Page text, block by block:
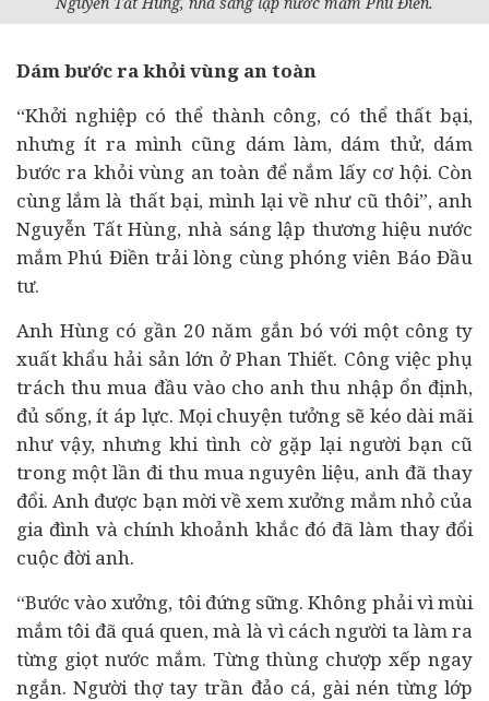
Dám bước ra khỏi vùng an toàn
“Khởi nghiệp có thể thành công, có thể thất bại,
nhưng ít ra mình cũng dám làm, dám thử, dám
bước ra khỏi vùng an toàn để nắm lấy cơ hội. Còn
cùng lắm là thất bại, mình lại về như cũ thôi”, anh
Nguyễn Tất Hùng, nhà sáng lập thương hiệu nước
mắm Phú Điền trải lòng cùng phóng viên Báo Đầu
tư.
Anh Hùng có gần 20 năm gắn bó với một công ty
xuất khẩu hải sản lớn ở Phan Thiết. Công việc phụ
trách thu mua đầu vào cho anh thu nhập ổn định,
đủ sống, ít áp lực. Mọi chuyện tưởng sẽ kéo dài mãi
như vậy, nhưng khi tình cờ gặp lại người bạn cũ
trong một lần đi thu mua nguyên liệu, anh đã thay
đổi. Anh được bạn mời về xem xưởng mắm nhỏ của
gia đình và chính khoảnh khắc đó đã làm thay đổi
cuộc đời anh.
“Bước vào xưởng, tôi đứng sững. Không phải vì mùi
mắm tôi đã quá quen, mà là vì cách người ta làm ra
từng giọt nước mắm. Từng thùng chượp xếp ngay
ngắn. Người thợ tay trần đảo cá, gài nén từng lớp